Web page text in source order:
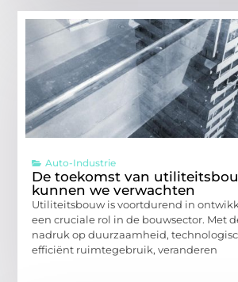
Auto-Industrie
De toekomst van
kunnen we verwachten
Utiliteitsbouw is voortdurend in
een cruciale rol in de bouwsector. Met
nadruk op duurzaamheid,
efficiënt ruimtegebruik, veranderen